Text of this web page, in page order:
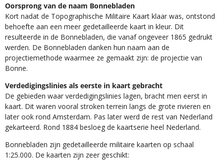
Oorsprong van de naam Bonnebladen
Kort nadat de Topographische Militaire Kaart klaar was, ontstond
behoefte aan een meer gedetailleerde kaart in kleur. Dit
resulteerde in de Bonnebladen, die vanaf ongeveer 1865 gedrukt
werden. De Bonnebladen danken hun naam aan de
projectiemethode waarmee ze gemaakt zijn: de projectie van
Bonne.
Verdedigingslinies als eerste in kaart gebracht
De gebieden waar verdedigingslinies lagen, bracht men eerst in
kaart. Dit waren vooral stroken terrein langs de grote rivieren en
later ook rond Amsterdam. Pas later werd de rest van Nederland
gekarteerd. Rond 1884 besloeg de kaartserie heel Nederland.
Bonnebladen zijn gedetailleerde militaire kaarten op schaal
1:25.000. De kaarten zijn zeer geschikt:​